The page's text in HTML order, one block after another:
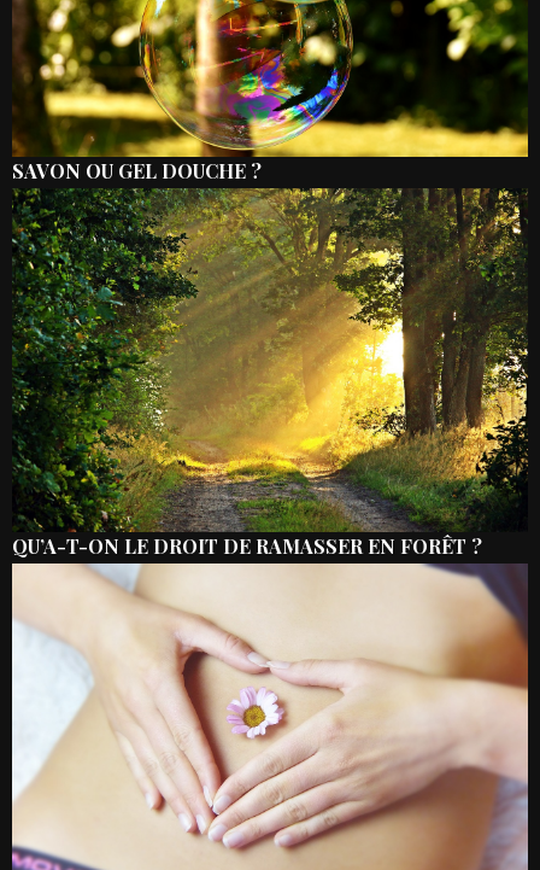
SAVON OU GEL DOUCHE ?
QU’A-T-ON LE DROIT DE RAMASSER EN FORÊT ?